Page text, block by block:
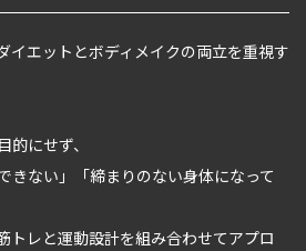
イエットとボディメイクの両立を重視す
にせず、
きない」「締まりのない身体になって
トレと運動設計を組み合わせてアプロ